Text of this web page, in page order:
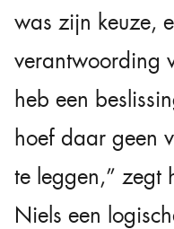
was zijn keuze,
verantwoording
heb een
hoef daar geen
te leggen,” zegt
Niels een